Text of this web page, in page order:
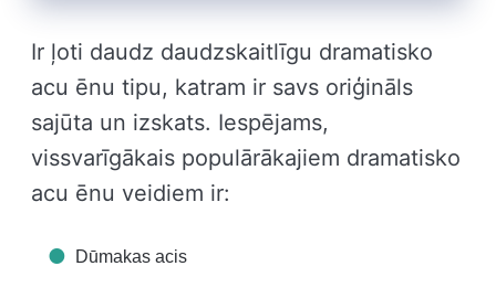
Ir ļoti daudz daudzskaitlīgu dramatisko
acu ēnu tipu, katram ir savs oriģināls
sajūta un izskats. Iespējams,
vissvarīgākais populārākajiem dramatisko
acu ēnu veidiem ir:
Dūmakas acis